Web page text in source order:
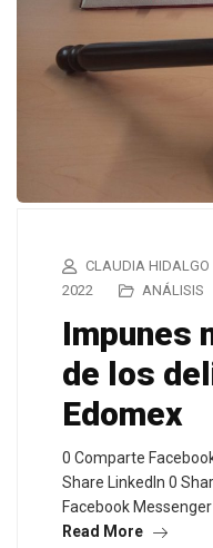
CLAUDIA HIDALGO
2022
ANÁLISIS
Impunes
de los
Edomex
0 Comparte
Share LinkedIn 0
Facebook
Read More